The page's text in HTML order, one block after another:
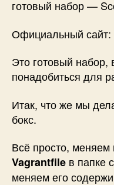
готовый набор —
Официальный сайт:
Это готовый набор,
понадобиться для
Итак, что же мы
бокс.
Всё просто,
Vagrantfile в папке
меняем его